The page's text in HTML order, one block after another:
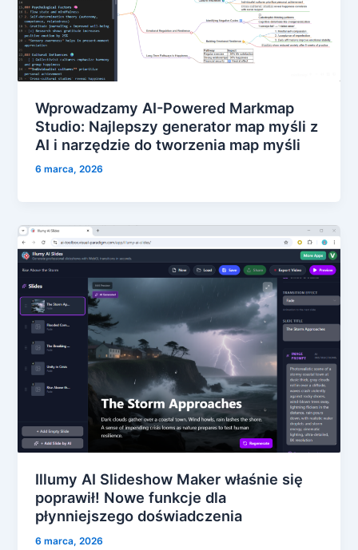
Wprowadzamy AI-Powered Markmap
Studio: Najlepszy generator map myśli z
AI i narzędzie do tworzenia map myśli
6 marca, 2026
Illumy AI Slideshow Maker właśnie się
poprawił! Nowe funkcje dla
płynniejszego doświadczenia
6 marca, 2026